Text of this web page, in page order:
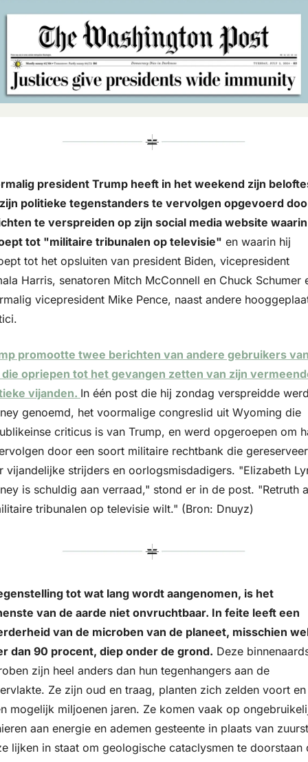
president Trump heeft in het weekend zijn
politieke tegenstanders te vervolgen opgevoerd
te verspreiden op zijn social media website
tot "militaire tribunalen op televisie" en waarin hij
tot het opsluiten van president Biden, vicepresident
Harris, senatoren Mitch McConnell en Chuck Schumer
vicepresident Mike Pence, naast andere
promootte twee berichten van andere gebruikers
opriepen tot het gevangen zetten van zijn
vijanden. In één post die hij zondag verspreidde
genoemd, het voormalige congreslid uit Wyoming die
criticus is van Trump, en werd opgeroepen om
door een soort militaire rechtbank die
vijandelijke strijders en oorlogsmisdadigers. "Elizabeth
is schuldig aan verraad," stond er in de post. "Retruth
tribunalen op televisie wilt." (Bron: Dnuyz)
tot wat lang wordt aangenomen, is het
van de aarde niet onvruchtbaar. In feite leeft een
van de microben van de planeet, misschien
dan 90 procent, diep onder de grond. Deze
zijn heel anders dan hun tegenhangers aan de
Ze zijn oud en traag, planten zich zelden voort en
mogelijk miljoenen jaren. Ze komen vaak op
aan energie en ademen gesteente in plaats van
lijken in staat om geologische cataclysmen te doorstaan